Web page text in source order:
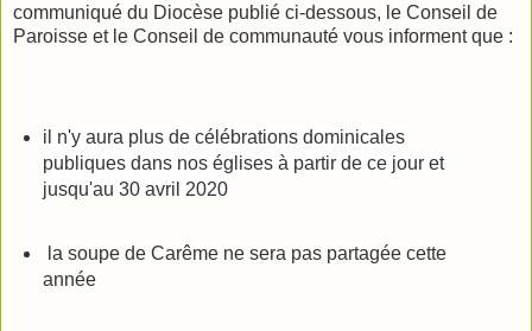
communiqué du Diocèse publié ci-dessous, le Conseil de
Paroisse et le Conseil de communauté vous informent que :
il n'y aura plus de célébrations dominicales
publiques dans nos églises à partir de ce jour et
jusqu'au 30 avril 2020
la soupe de Carême ne sera pas partagée cette
année